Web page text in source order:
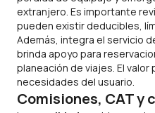
extranjero. Es importante
pueden existir deducibles,
Además, integra el servicio
brinda apoyo para
planeación de viajes. El
necesidades del usuario.
Comisiones, CAT y